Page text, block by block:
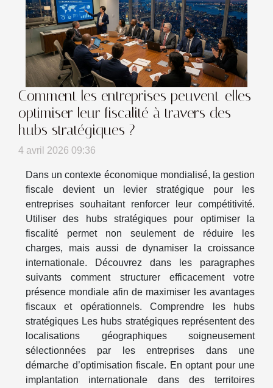
Comment les entreprises peuvent-elles
optimiser leur fiscalité à travers des
hubs stratégiques ?
4 avril 2026 09:36
Dans un contexte économique mondialisé, la gestion
fiscale devient un levier stratégique pour les
entreprises souhaitant renforcer leur compétitivité.
Utiliser des hubs stratégiques pour optimiser la
fiscalité permet non seulement de réduire les
charges, mais aussi de dynamiser la croissance
internationale. Découvrez dans les paragraphes
suivants comment structurer efficacement votre
présence mondiale afin de maximiser les avantages
fiscaux et opérationnels. Comprendre les hubs
stratégiques Les hubs stratégiques représentent des
localisations géographiques soigneusement
sélectionnées par les entreprises dans une
démarche d’optimisation fiscale. En optant pour une
implantation internationale dans des territoires